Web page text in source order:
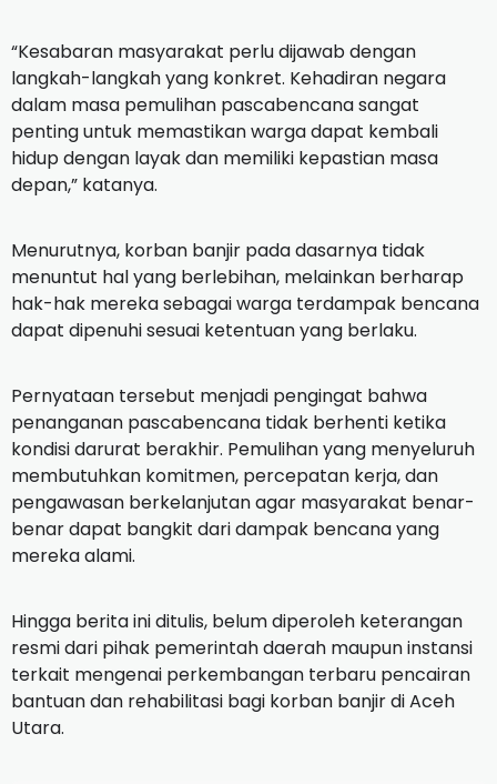
“Kesabaran masyarakat perlu dijawab dengan
langkah-langkah yang konkret. Kehadiran negara
dalam masa pemulihan pascabencana sangat
penting untuk memastikan warga dapat kembali
hidup dengan layak dan memiliki kepastian masa
depan,” katanya.
Menurutnya, korban banjir pada dasarnya tidak
menuntut hal yang berlebihan, melainkan berharap
hak-hak mereka sebagai warga terdampak bencana
dapat dipenuhi sesuai ketentuan yang berlaku.
Pernyataan tersebut menjadi pengingat bahwa
penanganan pascabencana tidak berhenti ketika
kondisi darurat berakhir. Pemulihan yang menyeluruh
membutuhkan komitmen, percepatan kerja, dan
pengawasan berkelanjutan agar masyarakat benar-
benar dapat bangkit dari dampak bencana yang
mereka alami.
Hingga berita ini ditulis, belum diperoleh keterangan
resmi dari pihak pemerintah daerah maupun instansi
terkait mengenai perkembangan terbaru pencairan
bantuan dan rehabilitasi bagi korban banjir di Aceh
Utara.